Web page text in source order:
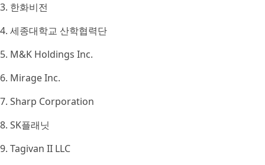
3. 한화비전
4. 세종대학교 산학협력단
5. M&K Holdings Inc.
6. Mirage Inc.
7. Sharp Corporation
8. SK플래닛
9. Tagivan II LLC